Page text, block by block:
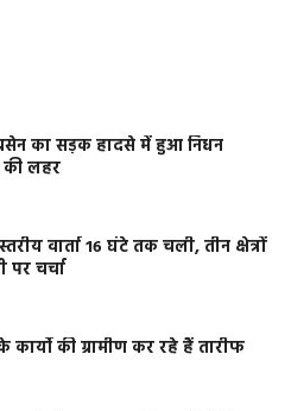
का सड़क हादसे में हुआ निधन
की लहर
वार्ता 16 घंटे तक चली, तीन क्षेत्रों
पर चर्चा
की ग्रामीण कर रहे हैं तारीफ